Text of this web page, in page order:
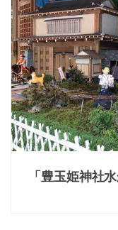
「豊玉姫神社